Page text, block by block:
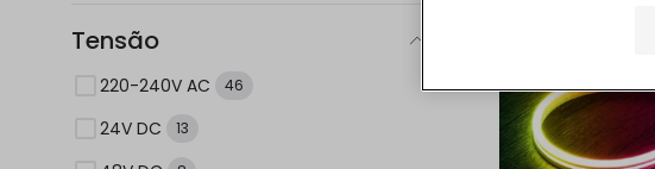
Tensão
220-240V AC 46
24V DC 13